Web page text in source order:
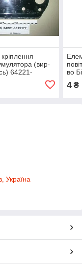
(вир-
64221-
во
4 ₴
Україна